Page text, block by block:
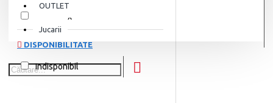
OUTLET
Jucarii
Whitebox
DISPONIBILITATE
Indisponibil